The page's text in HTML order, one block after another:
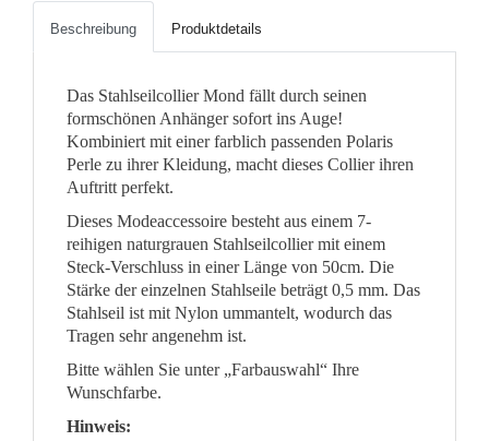
Beschreibung Produktdetails
Das Stahlseilcollier Mond fällt durch seinen
formschönen Anhänger sofort ins Auge!
Kombiniert mit einer farblich passenden Polaris
Perle zu ihrer Kleidung, macht dieses Collier ihren
Auftritt perfekt.
Dieses Modeaccessoire besteht aus einem 7-
reihigen naturgrauen Stahlseilcollier mit einem
Steck-Verschluss in einer Länge von 50cm. Die
Stärke der einzelnen Stahlseile beträgt 0,5 mm. Das
Stahlseil ist mit Nylon ummantelt, wodurch das
Tragen sehr angenehm ist.
Bitte wählen Sie unter „Farbauswahl“ Ihre
Wunschfarbe.
Hinweis: